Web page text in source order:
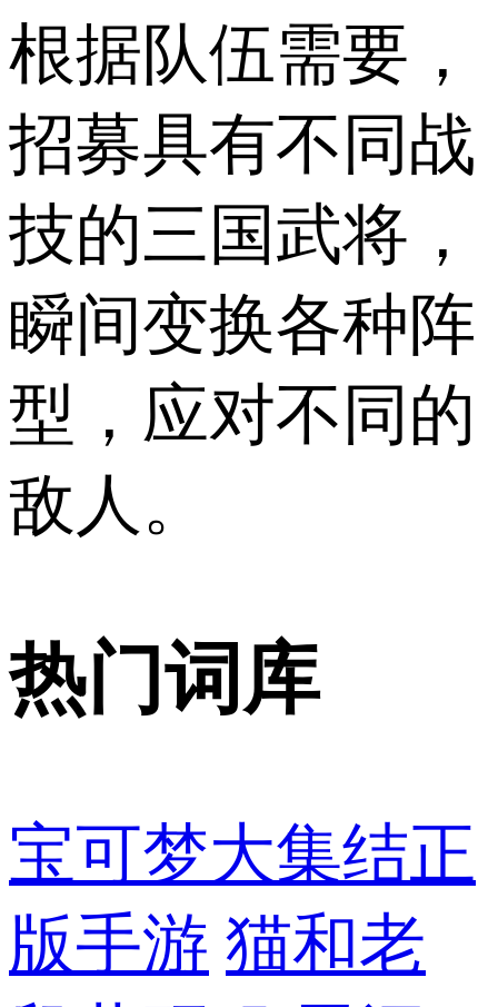
根据队伍需要，
招募具有不同战
技的三国武将，
瞬间变换各种阵
型，应对不同的
敌人。
热门词库
宝可梦大集结正
版手游 猫和老